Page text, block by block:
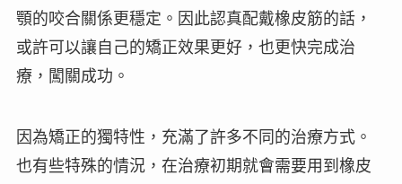
顎的咬合關係更穩定。因此認真配戴橡皮筋的話，
或許可以讓自己的矯正效果更好，也更快完成治
療， 闖關成功 。
因為矯正的獨特性，充滿了許多不同的治療方式。
也有些特殊的情況，在治療初期就會需要用到橡皮